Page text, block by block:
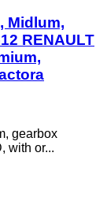
Midlum,
RENAULT
gearbox
with or...